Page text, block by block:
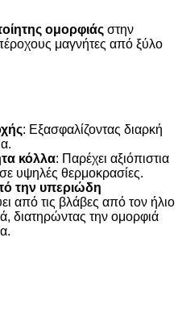
ομορφιάς στην
μαγνήτες από ξύλο
: Εξασφαλίζοντας διαρκή
κόλλα: Παρέχει αξιόπιστια
σε υψηλές θερμοκρασίες.
την υπεριώδη
από τις βλάβες από τον ήλιο
διατηρώντας την ομορφιά